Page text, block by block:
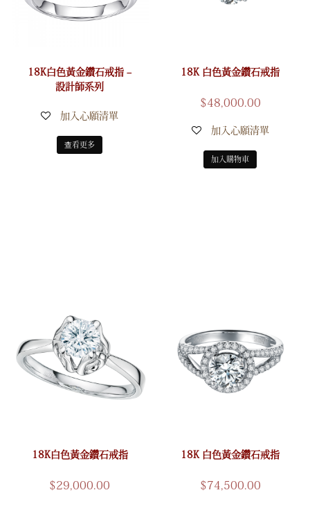
18K白色黃金鑽石戒指 –
設計師系列
加入心願清單
查看更多
18K 白色黃金鑽石戒指
$48,000.00
加入心願清單
加入購物車
18K白色黃金鑽石戒指
$29,000.00
18K 白色黃金鑽石戒指
$74,500.00